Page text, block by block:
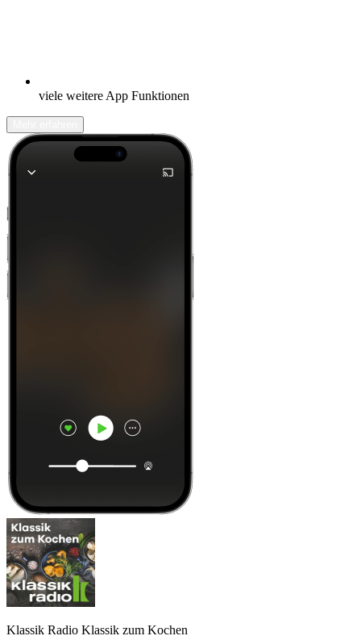
viele weitere App Funktionen
Klassik Radio Klassik zum Kochen